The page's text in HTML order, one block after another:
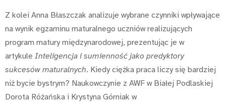
Z kolei Anna Błaszczak analizuje wybrane czynniki wpływające
na wynik egzaminu maturalnego uczniów realizujących
program matury międzynarodowej, prezentując je w
artykule Inteligencja i sumienność jako predyktory
sukcesów maturalnych. Kiedy ciężka praca liczy się bardziej
niż bycie bystrym? Naukowczynie z AWF w Białej Podlaskiej
Dorota Różańska i Krystyna Górniak w